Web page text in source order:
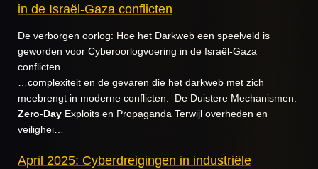
in de Israël-Gaza conflicten
De verborgen oorlog: Hoe het Darkweb een speelveld is
geworden voor Cyberoorlogvoering in de Israël-Gaza
conflicten
…complexiteit en de gevaren die het darkweb met zich
meebrengt in moderne conflicten. De Duistere Mechanismen:
Zero-Day Exploits en Propaganda Terwijl overheden en
veilighei…
April 2025: Cyberdreigingen in industriële